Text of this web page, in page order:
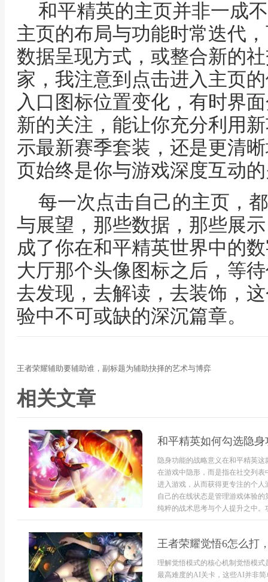
和平精英的主页并非一成
主页的布局与功能时常迭代
数据呈现方式，或整合新的
家，我注意到点击进入主页
入口图标位置变化，有时界
新的关注，能让你充分利用
示最新赛季套装，还是更清
页始终是你与游戏深度互动
每一次点击自己的主页，
与展望，那些数据，那些展
成了你在和平精英世界中的
大厅那个头像图标之后，等
去发现，去解读，去装饰，
验中不可或缺的深沉篇章。
王者荣耀辅助要辅助谁，副标题为辅助抉择的艺术与博弈
相关文章
和平精英如何勾选隐
隐身功能的战略意义在和平精英
在游戏中隐形，而是指在社交列
进入游戏，从而获得更专注的个
自己的在线状态是管理游戏体验
纯粹的战术思考与个人提升之中。
王者荣耀觉悟6怎么打
理解觉悟模式的核心机制觉悟模
最高难度的AI关卡，这些AI并非